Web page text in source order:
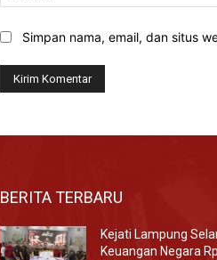
Simpan nama, email, dan situs
BERITA TERBARU
Kejati Lampung
Keuangan Negara